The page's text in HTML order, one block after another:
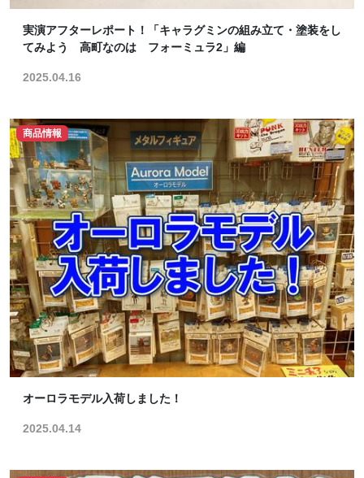
実演アフターレポート！「キャラグミンの組み立て・塗装をし
てみよう 高町なのは フォーミュラ2」編
2025.04.16
商品情報
オーロラモデル入荷しました！
2025.04.14